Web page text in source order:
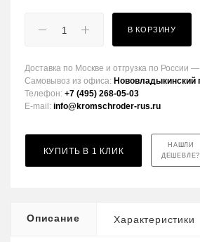
В КОРЗИНУ
Доставка по Москве и отгрузка по России
Самовывоз из офиса: Нововладыкинский
Телефон: +7 (495) 268-05-03
E-mail: info@kromschroder-rus.ru
КУПИТЬ В 1 КЛИК
НАШЛИ
ДЕШЕВЛЕ?
Описание Характеристики